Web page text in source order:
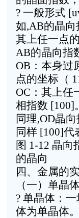
? 一般形式
如,AB的晶向
其上任一点
AB的晶向指
OB：本身过
点的坐标（
OC：其上任
相指数 [100]。
同理,OD晶
同样 [100]代
图 1-12 晶
的晶向
四、金属的
（一）单晶
? 单晶体：
体为单晶体。